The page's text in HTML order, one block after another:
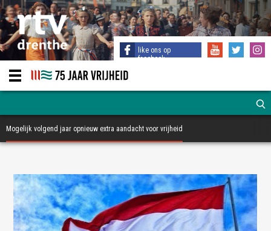
like ons op
facebook
Mogelijk volgend jaar opnieuw extra aandacht voor vrijheid